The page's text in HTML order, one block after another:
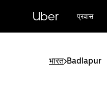
Uber प्रवास
भारत>Badlapur